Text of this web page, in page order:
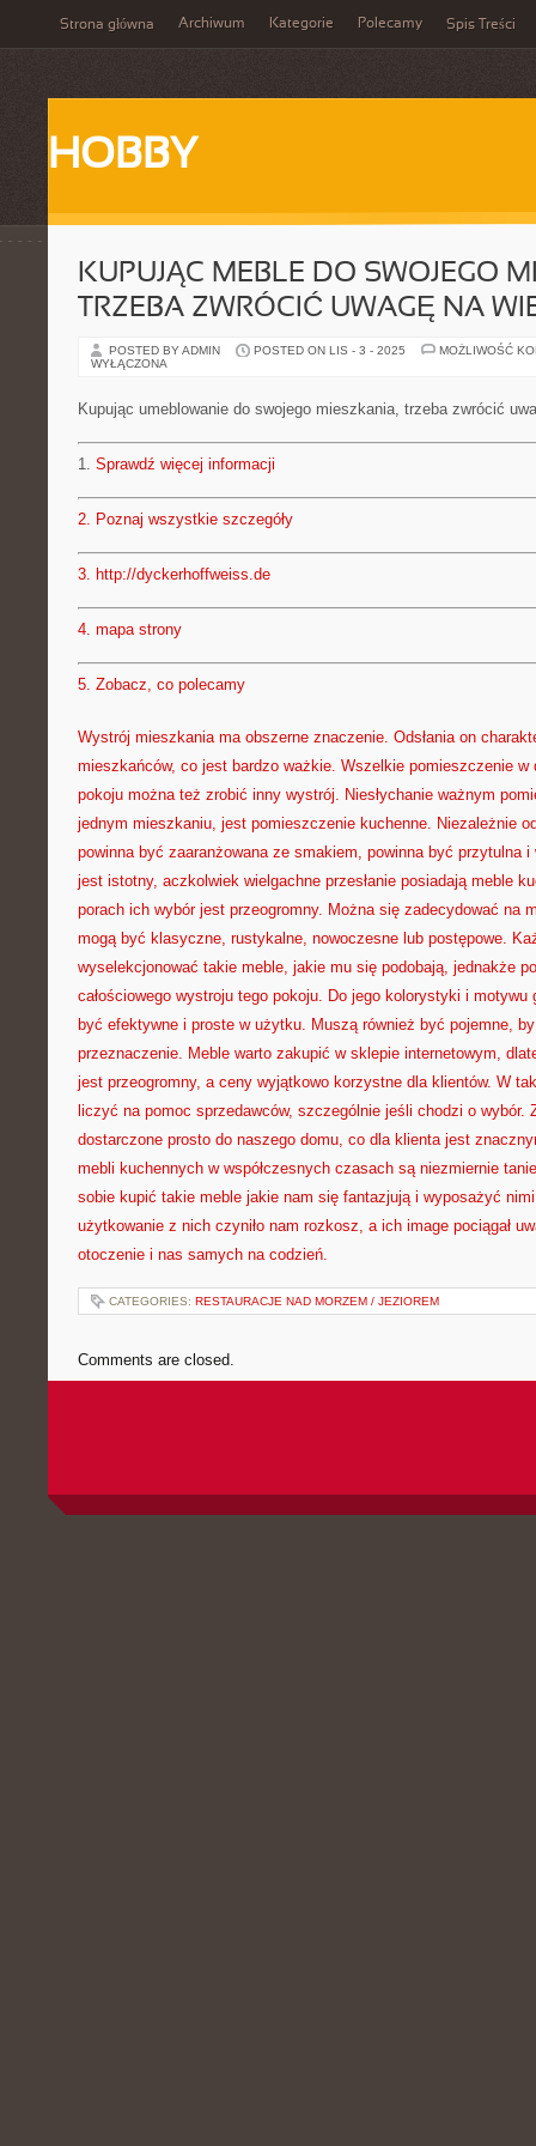
Strona główna Archiwum Kategorie Polecamy Spis Treści
HOBBY
KUPUJĄC MEBLE DO SWOJEGO
TRZEBA ZWRÓCIĆ UWAGĘ NA
POSTED BY ADMIN POSTED ON LIS - 3 - 2025
MOŻLIWOŚĆ
WYŁĄCZONA
Kupując umeblowanie do swojego mieszkania, trzeba zwrócić
1. Sprawdź więcej informacji
2. Poznaj wszystkie szczegóły
3. http://dyckerhoffweiss.de
4. mapa strony
5. Zobacz, co polecamy
Wystrój mieszkania ma obszerne znaczenie. Odsłania on
mieszkańców, co jest bardzo ważkie. Wszelkie pomieszczenie
pokoju można też zrobić inny wystrój. Niesłychanie ważnym
jednym mieszkaniu, jest pomieszczenie kuchenne. Niezależnie
powinna być zaaranżowana ze smakiem, powinna być przytulna
jest istotny, aczkolwiek wielgachne przesłanie posiadają meble
porach ich wybór jest przeogromny. Można się zadecydować na
mogą być klasyczne, rustykalne, nowoczesne lub postępowe.
wyselekcjonować takie meble, jakie mu się podobają, jednakże
całościowego wystroju tego pokoju. Do jego kolorystyki i motywu
być efektywne i proste w użytku. Muszą również być pojemne, by
przeznaczenie. Meble warto zakupić w sklepie internetowym,
jest przeogromny, a ceny wyjątkowo korzystne dla klientów. W
liczyć na pomoc sprzedawców, szczególnie jeśli chodzi o wybór.
dostarczone prosto do naszego domu, co dla klienta jest
mebli kuchennych w współczesnych czasach są niezmiernie
sobie kupić takie meble jakie nam się fantazjują i wyposażyć
użytkowanie z nich czyniło nam rozkosz, a ich image pociągał
otoczenie i nas samych na codzień.
CATEGORIES: RESTAURACJE NAD MORZEM / JEZIOREM
Comments are closed.